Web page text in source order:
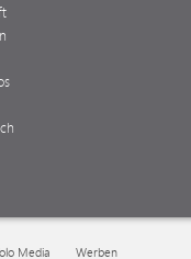
Media Werben